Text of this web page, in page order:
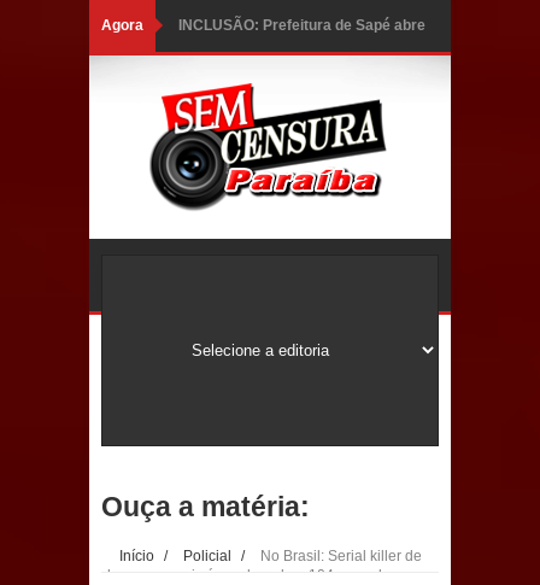
Agora INCLUSÃO: Prefeitura de Sapé abre
Social; veja documentação
necessária!
Ouça a matéria:
Início / Policial /
No Brasil: Serial killer de
homossexuais é condenado a 104 anos de